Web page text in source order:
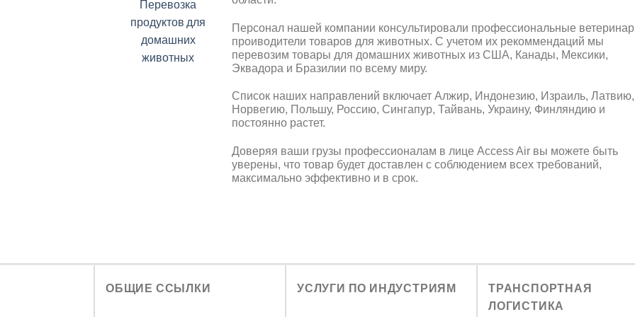
Перевозка
продуктов для
домашних
животных
Персонал нашей компании консультировали профессиональные
проиводители товаров для животных. С учетом их рекоммендаций мы
перевозим товары для домашних животных из США, Канады, Мексики,
Эквадора и Бразилии по всему миру.
Список наших направлений включает Алжир, Индонезию, Израиль, Латвию,
Норвегию, Польшу, Россию, Сингапур, Тайвань, Украину, Финляндию и
постоянно растет.
Доверяя ваши грузы профессионалам в лице Access Air вы можете быть
уверены, что товар будет доставлен с соблюдением всех требований,
максимально эффективно и в срок.
ОБЩИЕ ССЫЛКИ УСЛУГИ ПО ИНДУСТРИЯМ
ТРАНСПОРТНАЯ
ЛОГИСТИКА